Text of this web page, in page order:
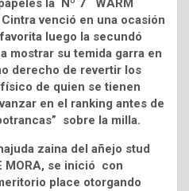
la Nº 7 WARM
venció en una ocasión
luego la secundó
mostrar su temida garra en
derecho de revertir los
de quien se tienen
en el ranking antes de
sobre la milla.
zaina del añejo stud
MORA, se inició con
place otorgando